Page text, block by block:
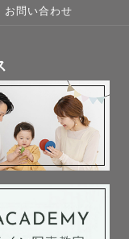
お問い合わせ